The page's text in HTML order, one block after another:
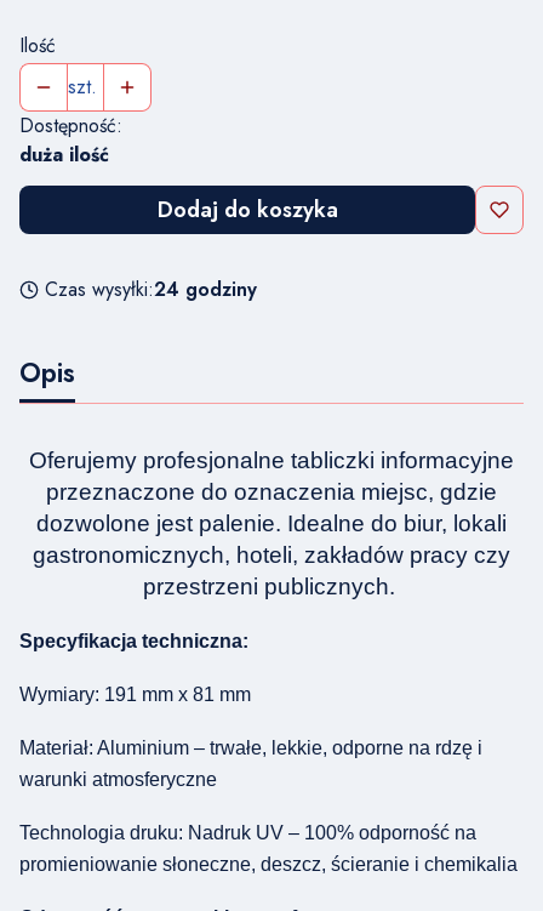
Ilość
szt.
Dostępność:
duża ilość
Dodaj do koszyka
Czas wysyłki:24 godziny
Opis
Oferujemy profesjonalne tabliczki informacyjne
przeznaczone do oznaczenia miejsc, gdzie
dozwolone jest palenie. Idealne do biur, lokali
gastronomicznych, hoteli, zakładów pracy czy
przestrzeni publicznych.
Specyfikacja techniczna:
Wymiary: 191 mm x 81 mm
Materiał: Aluminium – trwałe, lekkie, odporne na rdzę i
warunki atmosferyczne
Technologia druku: Nadruk UV – 100% odporność na
promieniowanie słoneczne, deszcz, ścieranie i chemikalia